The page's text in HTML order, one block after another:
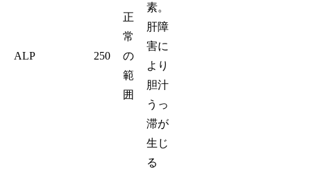
ALP 250
正
常
の
範
囲
素。
肝障
害に
より
胆汁
うっ
滞が
生じ
る